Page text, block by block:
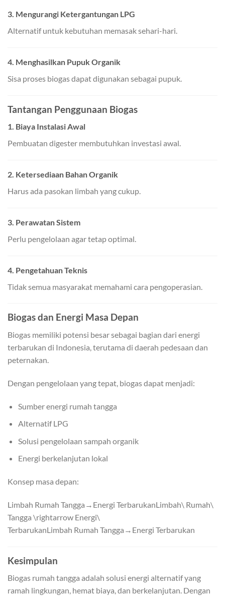
3. Mengurangi Ketergantungan LPG
Alternatif untuk kebutuhan memasak sehari-hari.
4. Menghasilkan Pupuk Organik
Sisa proses biogas dapat digunakan sebagai pupuk.
Tantangan Penggunaan Biogas
1. Biaya Instalasi Awal
Pembuatan digester membutuhkan investasi awal.
2. Ketersediaan Bahan Organik
Harus ada pasokan limbah yang cukup.
3. Perawatan Sistem
Perlu pengelolaan agar tetap optimal.
4. Pengetahuan Teknis
Tidak semua masyarakat memahami cara pengoperasian.
Biogas dan Energi Masa Depan
Biogas memiliki potensi besar sebagai bagian dari energi
terbarukan di Indonesia, terutama di daerah pedesaan dan
peternakan.
Dengan pengelolaan yang tepat, biogas dapat menjadi:
Sumber energi rumah tangga
Alternatif LPG
Solusi pengelolaan sampah organik
Energi berkelanjutan lokal
Konsep masa depan:
Limbah Rumah Tangga→Energi TerbarukanLimbah\ Rumah\
Tangga \rightarrow Energi\
TerbarukanLimbah Rumah Tangga → Energi Terbarukan
Kesimpulan
Biogas rumah tangga adalah solusi energi alternatif yang
ramah lingkungan, hemat biaya, dan berkelanjutan. Dengan